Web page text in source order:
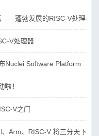
——蓬勃发展的RISC-V处理器
V处理器
Nuclei Software Platform
啦！
V之门
Arm、RISC-V 将三分天下？